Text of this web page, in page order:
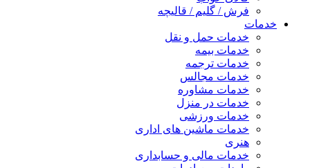
فرش / گلیم / قالیچه
خدمات
خدمات حمل و نقل
خدمات بیمه
خدمات ترجمه
خدمات مجالس
خدمات مشاوره
خدمات در منزل
خدمات ورزشی
خدمات ماشین های اداری
هنری
خدمات مالی و حسابداری